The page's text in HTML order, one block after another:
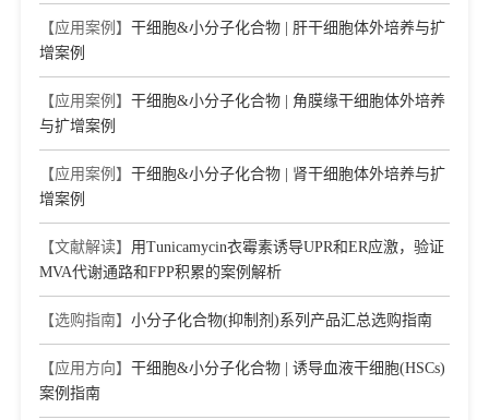
【应用案例】 干细胞&小分子化合物 | 肝干细胞体外培养与扩
增案例
【应用案例】 干细胞&小分子化合物 | 角膜缘干细胞体外培养
与扩增案例
【应用案例】 干细胞&小分子化合物 | 肾干细胞体外培养与扩
增案例
【文献解读】 用Tunicamycin衣霉素诱导UPR和ER应激，验证
MVA代谢通路和FPP积累的案例解析
【选购指南】 小分子化合物(抑制剂)系列产品汇总选购指南
【应用方向】 干细胞&小分子化合物 | 诱导血液干细胞(HSCs)
案例指南